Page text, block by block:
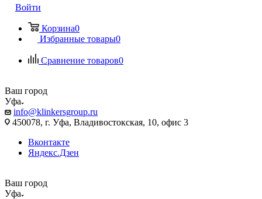
Войти
Корзина0
Избранные товары0
Сравнение товаров0
Ваш город
Уфа
info@klinkersgroup.ru
450078, г. Уфа, Владивостокская, 10, офис 3
Вконтакте
Яндекс.Дзен
Ваш город
Уфа